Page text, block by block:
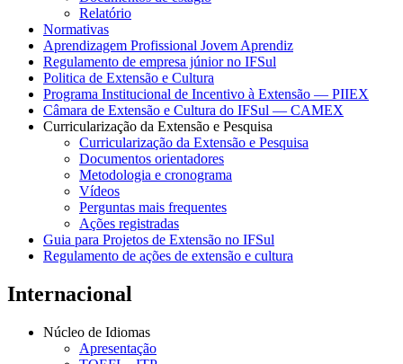
Relatório
Normativas
Aprendizagem Profissional Jovem Aprendiz
Regulamento de empresa júnior no IFSul
Politica de Extensão e Cultura
Programa Institucional de Incentivo à Extensão — PIIEX
Câmara de Extensão e Cultura do IFSul — CAMEX
Curricularização da Extensão e Pesquisa
Curricularização da Extensão e Pesquisa
Documentos orientadores
Metodologia e cronograma
Vídeos
Perguntas mais frequentes
Ações registradas
Guia para Projetos de Extensão no IFSul
Regulamento de ações de extensão e cultura
Internacional
Núcleo de Idiomas
Apresentação